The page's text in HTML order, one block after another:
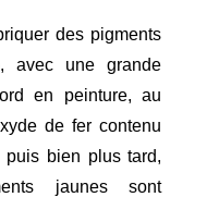
des pigments
avec une grande
en peinture, au
de fer contenu
puis bien plus tard,
jaunes sont